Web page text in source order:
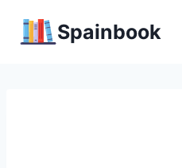
Spainbook